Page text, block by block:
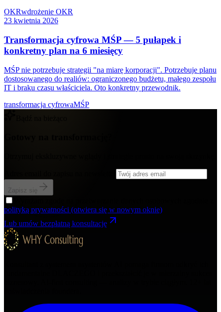
OKRwdrożenie OKR
23 kwietnia 2026
Transformacja cyfrowa MŚP — 5 pułapek i
konkretny plan na 6 miesięcy
MŚP nie potrzebuje strategii "na miarę korporacji". Potrzebuje planu
dostosowanego do realiów: ograniczonego budżetu, małego zespołu
IT i braku czasu właściciela. Oto konkretny przewodnik.
transformacja cyfrowaMŚP
Zapisz się
polityką prywatności (otwiera się w nowym oknie)
Lub umów bezpłatną konsultację